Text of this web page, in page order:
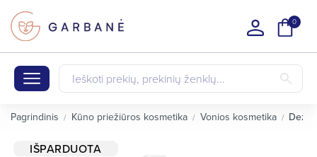
0
Pagrindinis Kūno priežiūros kosmetika Vonios kosmetika
IŠPARDUOTA